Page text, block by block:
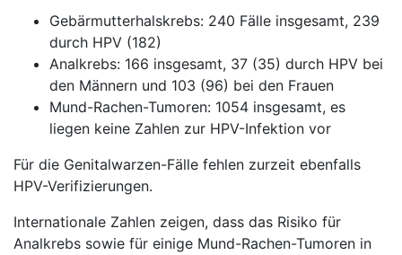
Gebärmutterhalskrebs: 240 Fälle insgesamt, 239
durch HPV (182)
Analkrebs: 166 insgesamt, 37 (35) durch HPV bei
den Männern und 103 (96) bei den Frauen
Mund-Rachen-Tumoren: 1054 insgesamt, es
liegen keine Zahlen zur HPV-Infektion vor
Für die Genitalwarzen-Fälle fehlen zurzeit ebenfalls
HPV-Verifizierungen.
Internationale Zahlen zeigen, dass das Risiko für
Analkrebs sowie für einige Mund-Rachen-Tumoren in